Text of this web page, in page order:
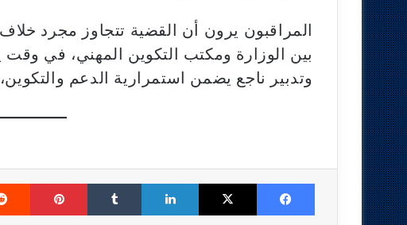
المراقبون يرون أن القضية تتجاوز مجرد
بين الوزارة ومكتب التكوين المهني، في
وتدبير ناجع يضمن استمرارية الدعم
Facebook
X
LinkedIn
Tumblr